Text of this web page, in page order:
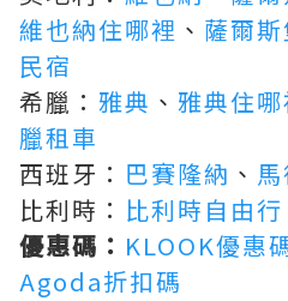
維也納住哪裡 、 薩爾
民宿
希臘： 雅典 、 雅典住哪
臘租車
西班牙： 巴賽隆納 、
比利時： 比利時自由行
優惠碼： KLOOK優惠
Agoda折扣碼